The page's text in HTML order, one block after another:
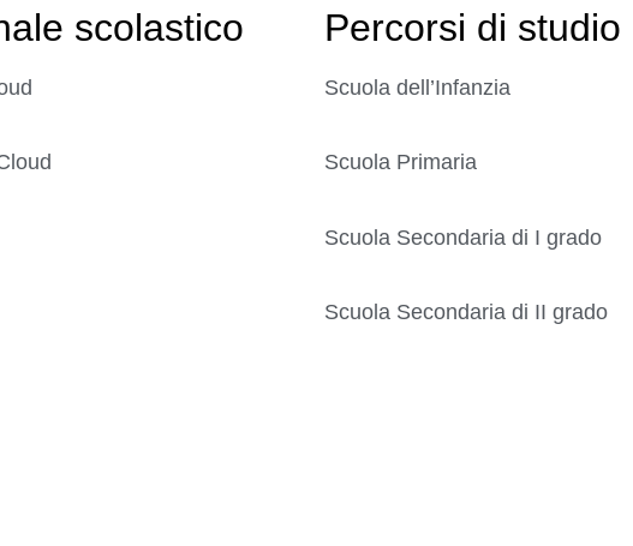
scolastico Percorsi di studio
Scuola dell’Infanzia
Scuola Primaria
Scuola Secondaria di I grado
Scuola Secondaria di II grado